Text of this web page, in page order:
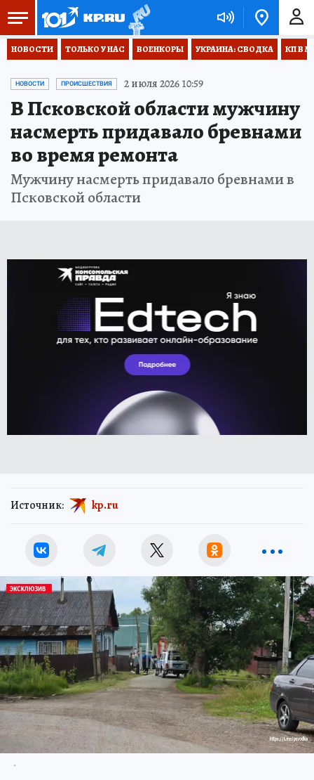
НОВОСТИ ТОЛЬКО У НАС ВОЕНКОРЫ УКРАИНА: СВОДКА КП В
НОВОСТИ ПРОИСШЕСТВИЯ 2 июля 2026 10:59
В Псковской области мужчину
насмерть придавало бревнами
во время ремонта
Мужчину насмерть придавало бревнами в
Псковской области
Источник: kp.ru
.